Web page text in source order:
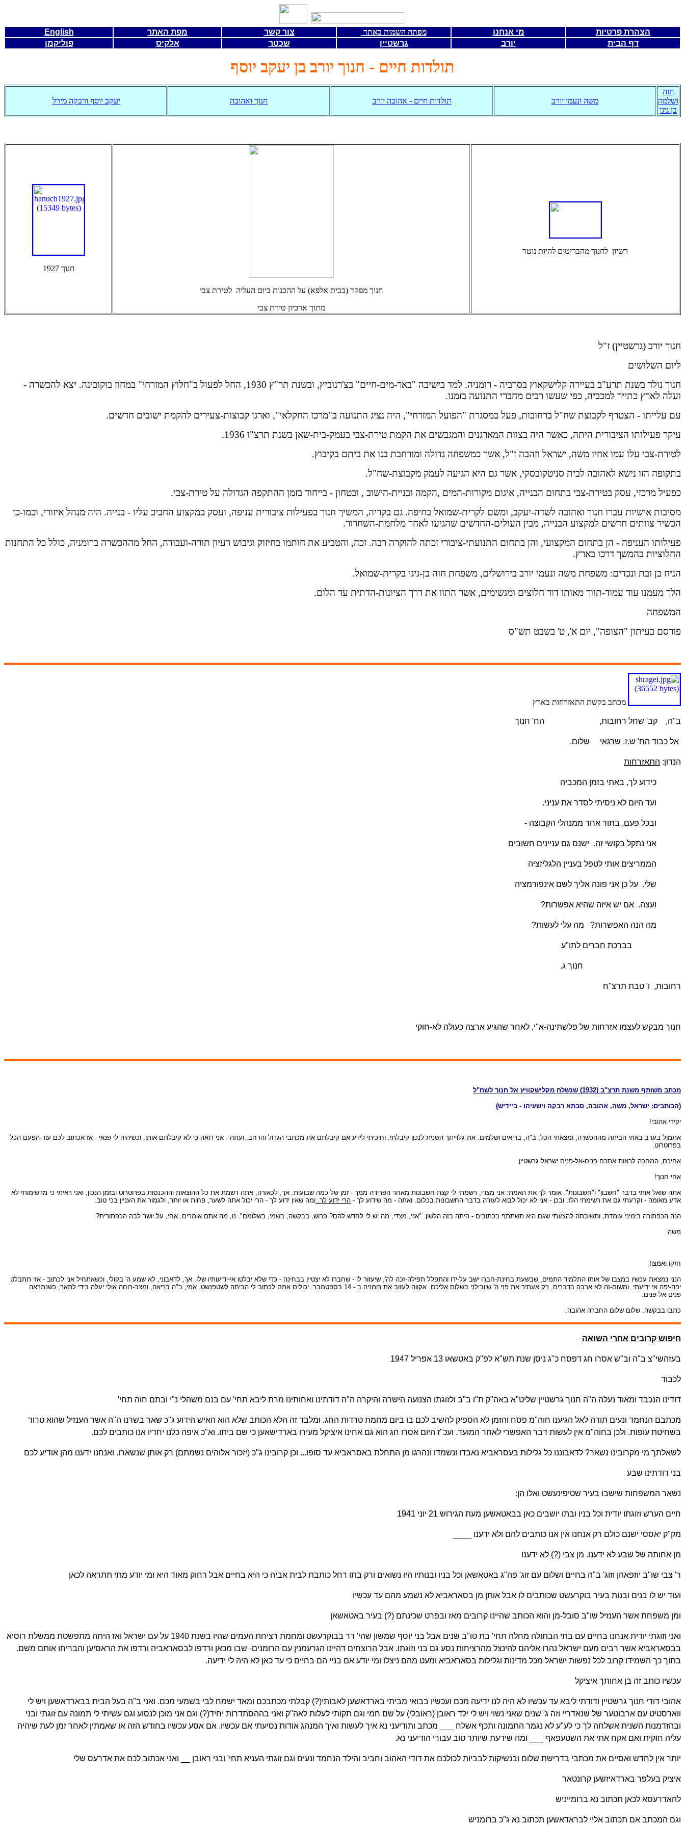
English מפת האתר צור קשר מפתח השמות באתר מי אנחנו
הצהרת פרטיות
פוליקמן
אלקיס שכטר גרשטיין יורב דף הבית
תולדות חיים - חנוך יורב בן יעקב יוסף
יעקב יוסף ורבקה מירל חנוך ואהובה תולדות חיים - אהובה יורב משה ונעמי יורב
חוה
ושלמה
בן גיגי
חנוך 1927
חנוך מפקד (בבית אלפא) על ההכנות ביום העליה לטירת צבי
מתוך ארכיון טירת צבי
רשיון לחנוך מהבריטים להיות נוטר
חנוך יורב (גרשטיין) ז"ל
ליום השלושים
חנוך נולד בשנת תרע"ב בעיירה קלישקאוץ בסרביה - רומניה. למד בישיבה "באר-מים-חיים" בצ'רנוביץ, ובשנת תר"ץ 1930, החל לפעול ב"חלוץ המזרחי" במחוז
בוקובינה. יצא להכשרה -
ועלה לארץ כתייר למכביה, כפי שעשו רבים מחברי התנועה בזמנו.
עם עלייתו - הצטרף לקבוצת שח"ל ברחובות, פעל במסגרת "הפועל המזרחי", היה נציג התנועה ב"מרכז החקלאי", וארגן קבוצות-צעירים להקמת ישובים חדשים.
עיקר פעילותו הציבורית היתה, כאשר היה בצוות המארגנים והמגבשים את הקמת טירת-צבי בעמק-בית-שאן בשנת תרצ"ו 1936
.
לטירת-צבי עלו עמו אחיו משה, ישראל וזהבה ז"ל, אשר כמשפחה גדולה ומורחבת בנו את ביתם בקיבוץ.
בתקופה הזו נישא לאהובה לבית סניטקובסקי, אשר גם היא הגיעה לעמק מקבוצת-שח"ל.
כפעיל מרכזי, עסק בטירת-צבי בתחום הבנייה, איגום מקורות-המים ,הקמה ובניית-הישוב , ובטחון - בייחוד בזמן ההתקפה הגדולה על טירת-צבי.
מסיבות אישיות עברו חנוך ואהובה לשדה-יעקב, ומשם לקרית-שמואל בחיפה. גם בקריה, המשיך חנוך בפעילות ציבורית עניפה, ועסק במקצוע החביב עליו - בנייה. היה מנהל איזורי, וכמו-כן
הכשיר צוותים חדשים למקצוע הבנייה, מבין העולים-החדשים שהגיעו לאחר מלחמת-השחרור.
פעילותו העניפה - הן בתחום המקצועי, והן בתחום התנועתי-ציבורי זכתה להוקרה רבה. זכה, והטביע את חותמו בחיזוק וגיבוש רעיון תורה-ועבודה, החל מההכשרה ברומניה, כולל כל התחנות
החלוציות בהמשך דרכו בארץ.
הניח בן ובת ונכדים: משפחת משה ונעמי יורב בירושלים, משפחת חוה בן-גיגי בקרית-שמואל.
הלך מעמנו עוד עמוד-תווך מאותו דור חלוצים ומגשימים, אשר התוו את דרך הציונות-הדתית עד הלום.
המשפחה
פורסם בעיתון "הצופה", יום א', ט' בשבט תש"ס
מכתב בקשת התאזרחות בארץ
ב"ה, קב' שחל רחובות, הח' חנוך
אל כבוד הח' ש.ז. שרגאי שלום.
הנדון: התאזרחות
כידוע לך, באתי בזמן המכביה
ועד היום לא ניסיתי לסדר את עניני.
ובכל פעם, בתור אחד ממנהלי הקבוצה -
אני נתקל בקושי זה. ישנם גם עניינים חשובים
הממריצים אותי לטפל בעניין הלגליזציה
שלי. על כן אני פונה אליך לשם אינפורמציה
ועצה. אם יש איזה שהיא אפשרות?
מה הנה האפשרות? מה עלי לעשות?
בברכת חברים לתו"ע
חנוך ג.
רחובות, ו' טבת תרצ"ח
חנוך מבקש לעצמו אזרחות של פלשתינה-א"י, לאחר שהגיע ארצה כעולה לא-חוקי
מכתב משותף משנת תרצ"ב (1932) שנשלח מקלישקוויץ אל חנוך לשח"ל
(הכותבים: ישראל, משה, אהובה, סבתא רבקה וישעיהו - ביידיש)
יקירי אהובי!
אתמול בערב באתי הביתה מההכשרה, ומצאתי הכל, ב"ה, בריאים ושלמים. את גלוייתך השנית לנכון קיבלתי, וחיכיתי לידע אם קיבלתם את מכתבי הגדול והרחב. ועתה - אני רואה כי לא קיבלתם אותו. וכשיהיה לי פנאי - אז אכתוב לכם עוד-הפעם הכל
בפרוטרוט.
אחיכם, המחכה לראות אתכם פנים-אל-פנים ישראל גרשטיין
אחי חנוך!
אתה שואל אותי בדבר "חשבון" ו"חשבונות". אומר לך את האמת: אני מצדי, רשמתי לי קצת חשבונות מאחר הפרידה ממך - זמן של כמה שבועות. אך, לכאורה, אתה רשמת את כל ההוצאות וההכנסות בפרוטרוט ובזמן הנכון, ואני ראיתי כי מרשימותי לא
אדע מאומה - וקרעתי גם את רשימתי הלז. ובכן - אני לא יכול לבוא לעזרה בדבר החשבונות בכלום. ואתה - מה שידוע לך - הרי ידוע לך. ומה שאין ידוע לך - הרי יכול אתה לשער, פחות או יותר, ולגמור את העניין בכי טוב.
הנה הכפתורה בימיני עומדת, ותשובתה להצעתי שגם היא תשתתף בכתובים - היתה בזה הלשון: "אני, מצדי, מה יש לי לחדש להם? פרוש, בבקשה, בשמי, בשלומם". נו, מה אתם אומרים, אחי, על יושר לבה הכפתורית?
משה
חזקו ואמצו!
הנני נמצאת עכשיו במצבו של אותו התלמיד התמים, שבשעת בחינת-חברו ישב על-ידו והתפלל תפילה-זכה לה', שיעזור לו - שחברו לא יצטיין בבחינה - כדי שלא יבלטו אי-ידיעותיו שלו. אך, לדאבוני, לא שמע ה' בקולי, וכשאתחיל אני לכתוב - אזי תתבלט
יפה-יפה אי ידיעתי. ומשום-זה לא ארבה בדברים, רק אעתיר את פני ה' שיובילני בשלום אליכם. אקווה לעזוב את רומניה ב - 14 בספטמבר. יכולים אתם לכתוב לי הביתה לשטפנשט. אמי, ב"ה בריאה, ומצב-רוחה אולי יעלה בידי לתאר, כשנתראה
פנים-אל-פנים.
כתבו בבקשה. שלום שלום החברה אהובה.
חיפוש קרובים אחרי השואה
בעזהשי"צ ב"ה וב"ש אסרו חג דפסח כ"ג ניסן שנת תש"א לפ"ק באטשאו 13 אפריל 1947
לכבוד
דודינו הנכבד ומאוד נעלה ה"ה חנוך גרשטיין שליט"א באה"ק ת"ו ב"ב ולזוגתו הצנועה הישרה והיקרה ה"ה דודתינו ואחותינו מרת ליבא תחי' עם בנם משהלי נ"י ובתם חוה תחי'
מכתבם הנחמד ונעים תודה לאל הגיענו חוה"מ פסח והזמן לא הספיק להשיב לכם בו ביום מחמת טרדות החג. ומלבד זה הלא הכותב שלא הוא האיש הידוע ג"כ שאר בשרנו ה"ה אשר הענזיל שהוא טרוד
בשחיטת עופות. ולכן בחוה"מ אין לעשות דבר האפשרי לאחר המועד. ועכ"ז היום אסרו חג הוא גם אחינו איציקל מעירו בארדישאען כי שם ביתו. וא"כ איפה כלנו יחדיו אנו כותבים לכם.
לשאלתך מי מקרובינו נשאר? לדאבוננו כל גלילות בעסראביא נאבדו ונשמדו ונהרגו מן התחלת באסראביא עד סופו... וכן קרובינו ג"כ (יזכור אלוהים נשמתם) רק אותן שנשארו. ואנחנו ידענו מהן אודיע לכם
בני דודתינו שבע
נשאר המשפחות שישבו בעיר שטיפינעשט ואלו הן:
חיים הערש וזוגתו יודית וכל בניו ובתו יושבים כאן בבאטאשען מעת הגירוש 21 יוני 1941
מק"ק יאססי ישנם כולם רק אנחנו אין אנו כותבים להם ולא ידענו ____
מן אחותה של שבע לא ידענו. מן צבי (?) לא ידענו
ר' צבי שו"ב יוזפאהן וזוג' ב"ה בחיים ושלום עם זוג' פה"ג באטאשאן וכל בניו ובנותיו היו נשואים ורק בתו רחל כותבת לבית אביה כי היא בחיים אבל רחוק מאוד היא ומי יודע מתי תתראה לכאן
ועוד יש לו בנים ובנות בעיר בוקרעשט שכותבים לו אבל אותן מן בסאראביא לא נשמע מהם עד עכשיו
ומן משפחת אשר הענזיל שו"ב סובל-מן והוא הכותב שהיינו קרובים מאז ובפרט שכינתם (?) בעיר באטאשאן
ואני וזוגתי יודית אנחנו בחיים עם בתי הבתולה מחלה תחי' בת טו"ב שנים אבל בני יוסף שמשון שהי' דר בבוקרעשט ומחמת רציחת העמים שהיו בשנת 1940 על עם ישראל ואז היתה מתפשטת ממשלת רוסיא
בבסאראביא אשר רבים מעם ישראל נהרו אליהם להינצל מהרציחות נסע גם בני וזוגתו. אבל הרוצחים דהיינו הגרעמנין עם הרומנים- שבו מכאן ורדפו לבסאראביה ורדפו את הראסיען והבריחו אותם משם.
בתוך כך השמידו קרוב לכל נפשות ישראל מכל מדינות וגלילות בסאראביא ומעט מהם ניצלו ומי יודע אם בניי הם בחיים כי עד כאן לא היה לי ידיעה.
עכשיו כותב זה בן אחותך איציקל
אהובי דודי חנוך גרשטיין ודודתי ליבא עד עכשיו לא היה לנו ידיעה מכם ועכשיו בבואי מביתי בארדאשען לאבותי(?) קבלתי מכתבכם ומאד ישמח לבי בשמעי מכם. ואני ב"ה בעל הבית בבארדאשען ויש לי
ווארסטיט עם ארבוטער של שנאדריי וזה ג' שנים שאני נשוי ויש לי ילד ראובן (ראובלי) על שם חמי וגם תקותי לעלות לאה"ק ואני בההסתדרות יחיד(?) וגם אני מוכן לנסוע וגם עשיתי לי תמונה עם זוגתי ובני
ובהזדמנות השנית אשלחה לך כי לע"ע לא נגמר התמונה ותכף אשלח ___ מכתב ותודיעני נא איך לעשות ואיך המנהג אודות נסיעתי אם עכשיו. אם אסע עכשיו בחודש הזה או שאמתין לאחר זמן לעת שיהיה
עליה חוקית ואם אקח אתי את השטעפאף ___ ומה שידעת שיותר טוב עבורי הודיעני נא.
יותר אין לחדש ואסיים את מכתבי בדרישת שלום ובנשיקות לבביות לכולכם את דודי האהוב וחביב והילד הנחמד ונעים וגם זוגתי העניא תחי' ובני ראובן __ ואני אכתוב לכם את אדרעס שלי
איציק בעלפר בארדאיזשען קרונטאר
להאדרעסא לכאן תכתוב נא ברומייניש
וגם המכתב אם תכתוב אליי לבראדאשען תכתוב נא ג"כ ברומניש